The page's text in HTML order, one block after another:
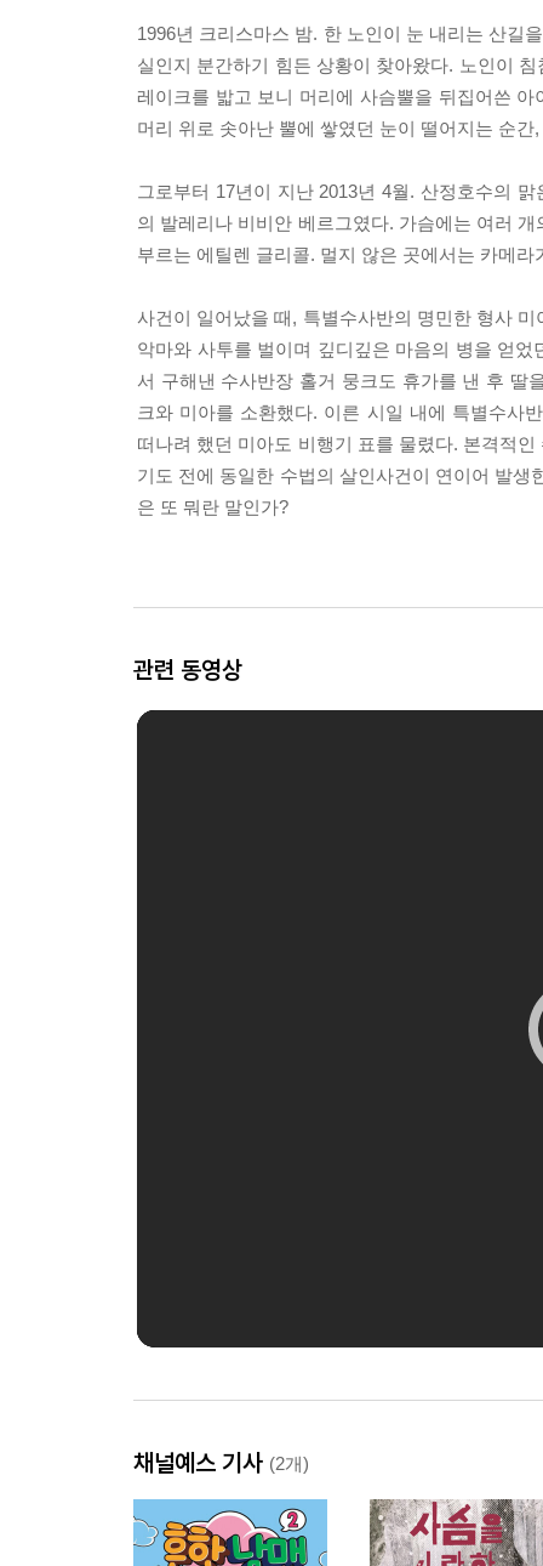
1996년 크리스마스 밤. 한 노인이 눈 내리는 산길
실인지 분간하기 힘든 상황이 찾아왔다. 노인이
레이크를 밟고 보니 머리에 사슴뿔을 뒤집어쓴
머리 위로 솟아난 뿔에 쌓였던 눈이 떨어지는 순
그로부터 17년이 지난 2013년 4월. 산정호수의
의 발레리나 비비안 베르그였다. 가슴에는 여러
부르는 에틸렌 글리콜. 멀지 않은 곳에서는 카메
사건이 일어났을 때, 특별수사반의 명민한 형사
악마와 사투를 벌이며 깊디깊은 마음의 병을 얻
서 구해낸 수사반장 홀거 뭉크도 휴가를 낸 후 딸
크와 미아를 소환했다. 이른 시일 내에 특별수사
떠나려 했던 미아도 비행기 표를 물렸다. 본격적
기도 전에 동일한 수법의 살인사건이 연이어 발
은 또 뭐란 말인가?
관련 동영상
채널예스 기사 (2개)